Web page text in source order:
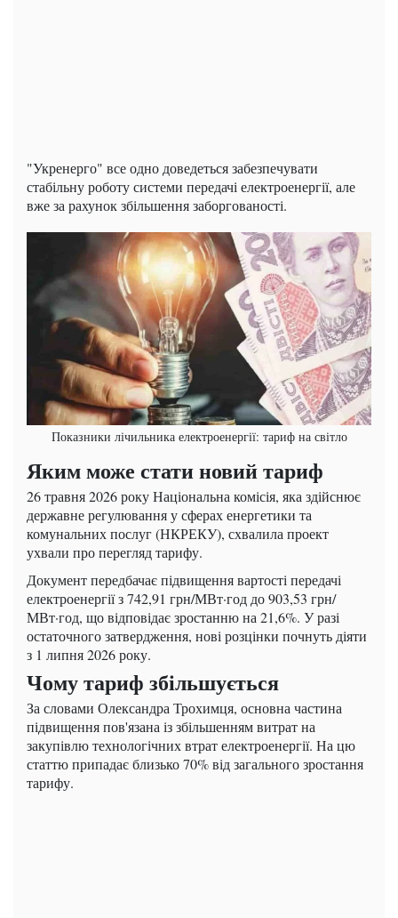
"Укренерго" все одно доведеться забезпечувати
стабільну роботу системи передачі електроенергії, але
вже за рахунок збільшення заборгованості.
Показники лічильника електроенергії: тариф на світло
Яким може стати новий тариф
26 травня 2026 року Національна комісія, яка здійснює
державне регулювання у сферах енергетики та
комунальних послуг (НКРЕКУ), схвалила проект
ухвали про перегляд тарифу.
Документ передбачає підвищення вартості передачі
електроенергії з 742,91 грн/МВт·год до 903,53 грн/
МВт·год, що відповідає зростанню на 21,6%. У разі
остаточного затвердження, нові розцінки почнуть діяти
з 1 липня 2026 року.
Чому тариф збільшується
За словами Олександра Трохимця, основна частина
підвищення пов'язана із збільшенням витрат на
закупівлю технологічних втрат електроенергії. На цю
статтю припадає близько 70% від загального зростання
тарифу.